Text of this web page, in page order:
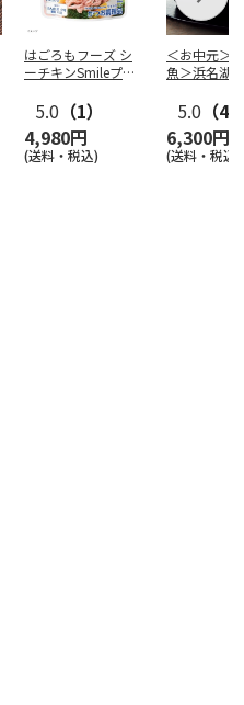
はごろもフーズ シ
ーチキンSmileプチ
5.0 （1）
4,980円
(送料・税込)
＜お中元＞＜
魚＞浜名湖
5.0 （4
6,300円
(送料・税込)